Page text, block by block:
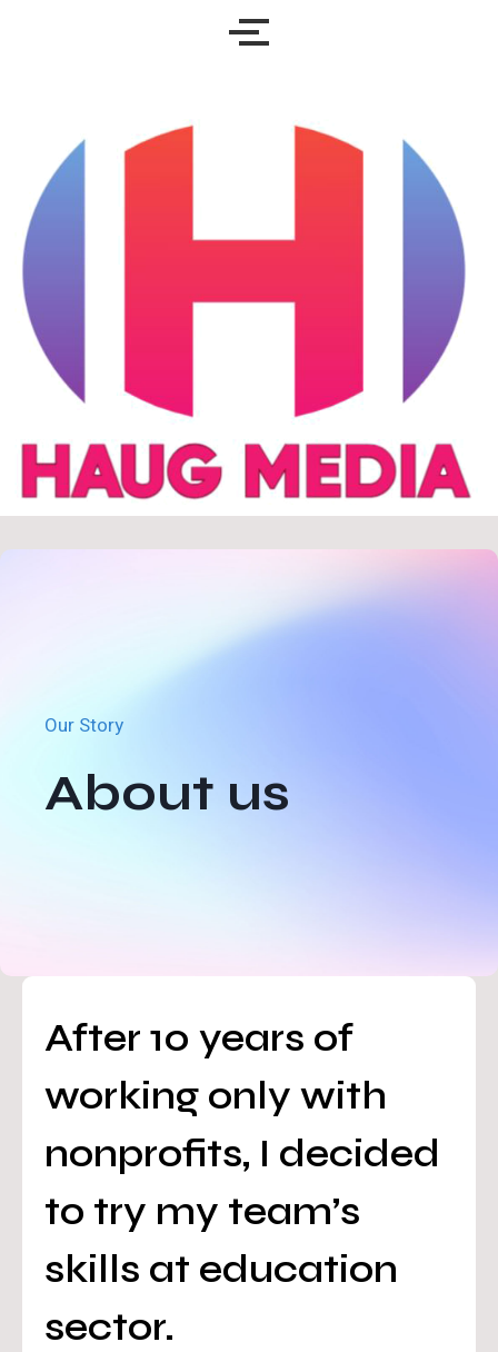
Our Story
About us
After 10 years of
working only with
nonprofits, I decided
to try my team’s
skills at education
sector.